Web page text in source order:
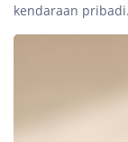
kendaraan pribadi.